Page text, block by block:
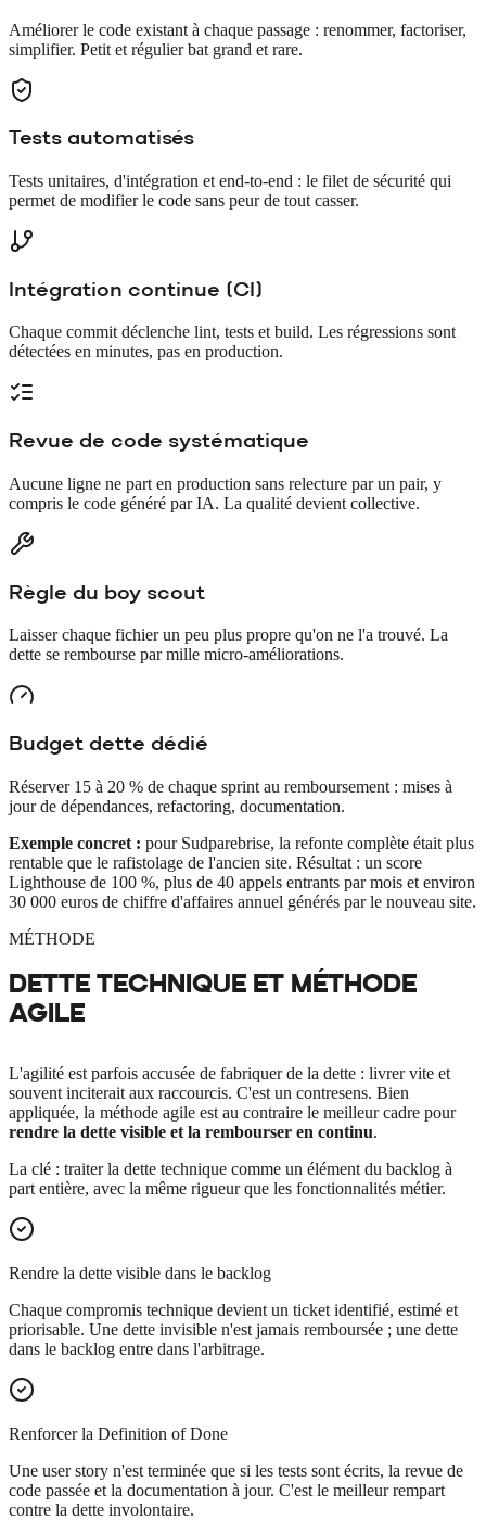
Améliorer le code existant à chaque passage : renommer, factoriser,
simplifier. Petit et régulier bat grand et rare.
Tests automatisés
Tests unitaires, d'intégration et end-to-end : le filet de sécurité qui
permet de modifier le code sans peur de tout casser.
Intégration continue (CI)
Chaque commit déclenche lint, tests et build. Les régressions sont
détectées en minutes, pas en production.
Revue de code systématique
Aucune ligne ne part en production sans relecture par un pair, y
compris le code généré par IA. La qualité devient collective.
Règle du boy scout
Laisser chaque fichier un peu plus propre qu'on ne l'a trouvé. La
dette se rembourse par mille micro-améliorations.
Budget dette dédié
Réserver 15 à 20 % de chaque sprint au remboursement : mises à
jour de dépendances, refactoring, documentation.
Exemple concret : pour Sudparebrise, la refonte complète était plus
rentable que le rafistolage de l'ancien site. Résultat : un score
Lighthouse de 100 %, plus de 40 appels entrants par mois et environ
30 000 euros de chiffre d'affaires annuel générés par le nouveau site.
MÉTHODE
DETTE TECHNIQUE ET MÉTHODE
AGILE
L'agilité est parfois accusée de fabriquer de la dette : livrer vite et
souvent inciterait aux raccourcis. C'est un contresens. Bien
appliquée, la méthode agile est au contraire le meilleur cadre pour
rendre la dette visible et la rembourser en continu.
La clé : traiter la dette technique comme un élément du backlog à
part entière, avec la même rigueur que les fonctionnalités métier.
Rendre la dette visible dans le backlog
Chaque compromis technique devient un ticket identifié, estimé et
priorisable. Une dette invisible n'est jamais remboursée ; une dette
dans le backlog entre dans l'arbitrage.
Renforcer la Definition of Done
Une user story n'est terminée que si les tests sont écrits, la revue de
code passée et la documentation à jour. C'est le meilleur rempart
contre la dette involontaire.